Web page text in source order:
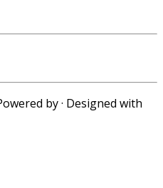
by· Designed with